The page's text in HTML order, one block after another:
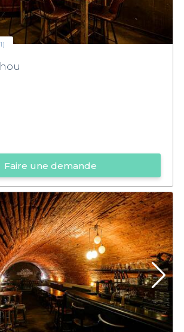
Faire une demande